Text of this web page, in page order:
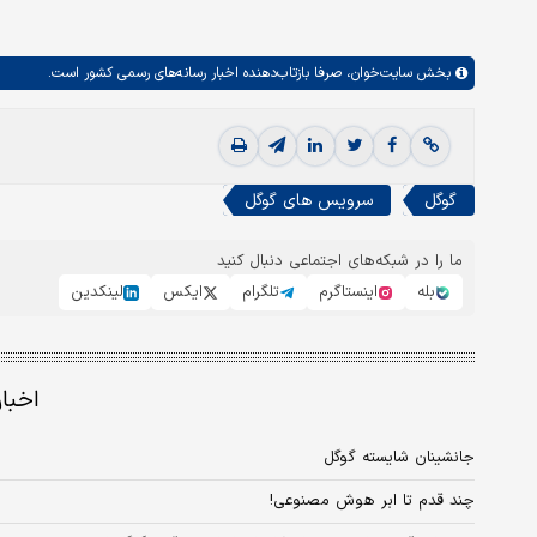
بخش سایت‌خوان، صرفا بازتاب‌دهنده اخبار رسانه‌های رسمی کشور است.
گوگل سرویس های گوگل
ما را در شبکه‌های اجتماعی دنبال کنید
بله
اینستاگرم تلگرام ایکس لینکدین
جانشینان شایسته گوگل
چند قدم تا ابر هوش مصنوعی!